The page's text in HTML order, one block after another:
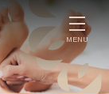
MENU